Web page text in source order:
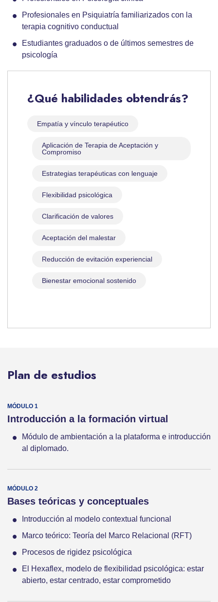
Profesionales en Psiquiatría familiarizados con la
terapia cognitivo conductual
Estudiantes graduados o de últimos semestres de
psicología
¿Qué habilidades obtendrás?
Empatía y vínculo terapéutico
Aplicación de Terapia de Aceptación y
Compromiso
Estrategias terapéuticas con lenguaje
Flexibilidad psicológica
Clarificación de valores
Aceptación del malestar
Reducción de evitación experiencial
Bienestar emocional sostenido
Plan de estudios
Introducción a la formación virtual
Módulo de ambientación a la plataforma e introducción
al diplomado.
Bases teóricas y conceptuales
Introducción al modelo contextual funcional
Marco teórico: Teoría del Marco Relacional (RFT)
Procesos de rigidez psicológica
El Hexaflex, modelo de flexibilidad psicológica: estar
abierto, estar centrado, estar comprometido